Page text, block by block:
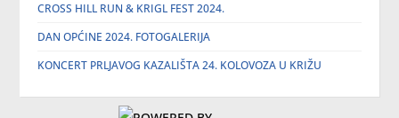
CROSS HILL RUN & KRIGL FEST 2024.
DAN OPĆINE 2024. FOTOGALERIJA
KONCERT PRLJAVOG KAZALIŠTA 24. KOLOVOZA U KRIŽU